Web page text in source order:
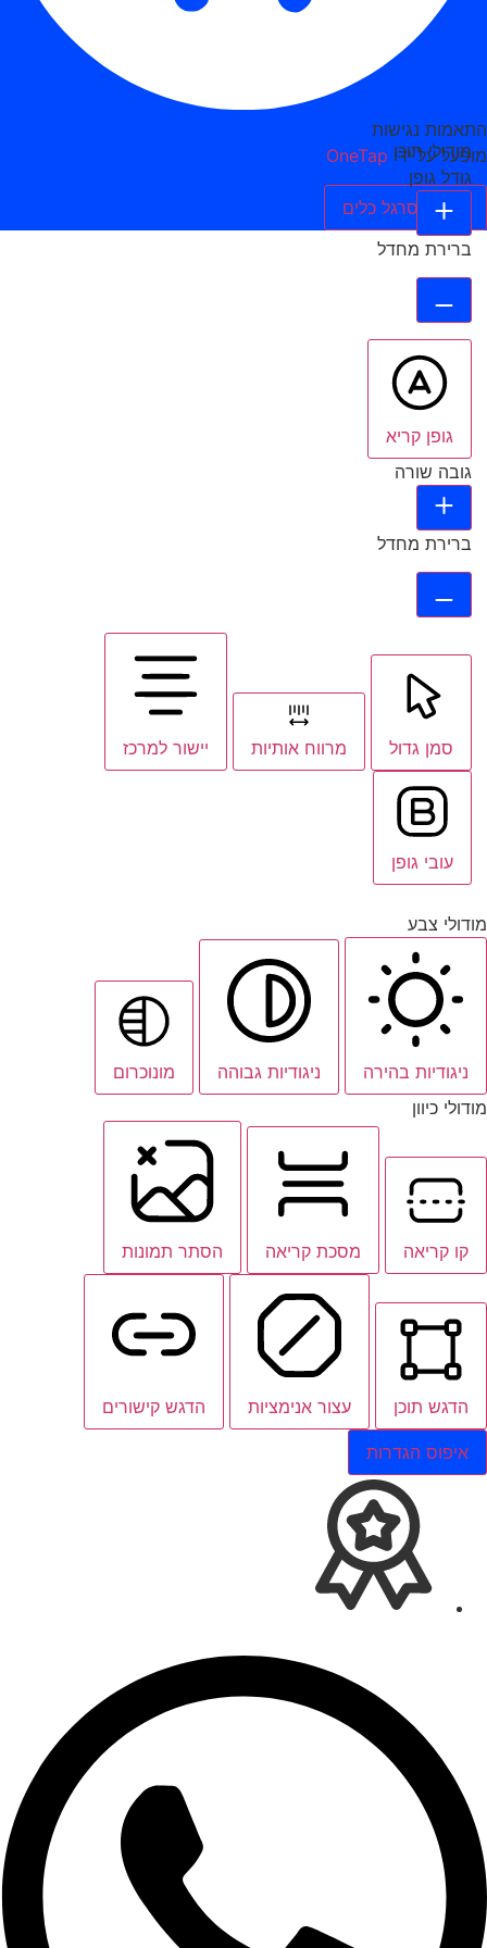
התאמות נגישות
מופעל על ידי OneTap
הסתר סרגל כלים
מודולי תוכן
גודל גופן
ברירת מחדל
גופן קריא
גובה שורה
ברירת מחדל
סמן גדול מרווח אותיות יישור למרכז
עובי גופן
מודולי צבע
ניגודיות בהירה ניגודיות גבוהה
מונוכרום
מודולי כיוון
קו קריאה מסכת קריאה הסתר תמונות
הדגש תוכן עצור אנימציות הדגש קישורים
איפוס הגדרות